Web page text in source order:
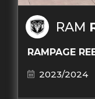
RAM
RAMPAGE
2023/2024